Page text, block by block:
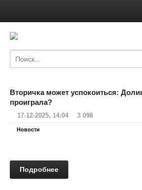
Вторичка может успокоиться:
проиграла?
17-12-2025, 14:04 3 098
Новости
Подробнее